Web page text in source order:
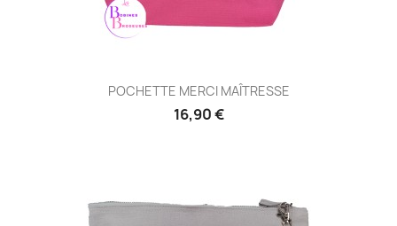
POCHETTE MERCI MAÎTRESSE
16,90 €